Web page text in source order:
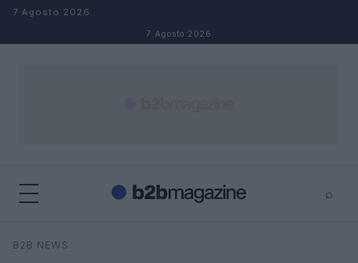
Salta al contenuto
7 Agosto 2026
7 Agosto 2026
⌕
Cerca
B2B NEWS